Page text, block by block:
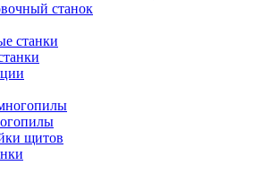
станок
станки
щитов